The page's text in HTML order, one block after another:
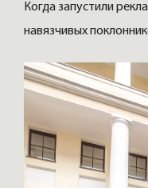
Когда запустили
навязчивых